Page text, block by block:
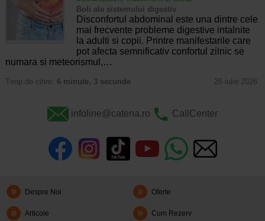
Boli ale sistemului digestiv
Disconfortul abdominal este una dintre cele
mai frecvente probleme digestive intalnite
la adulti si copii. Printre manifestarile care
pot afecta semnificativ confortul zilnic se
numara si meteorismul,…
Timp de citire: 6 minute, 3 secunde 26 iulie 2026
infoline@catena.ro CallCenter
Despre Noi Oferte
Articole Cum Rezerv